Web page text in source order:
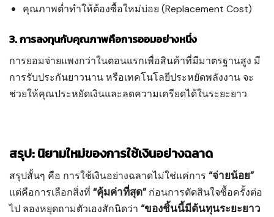
คุณภาพต่ำทำให้ต้องซื้อใหม่บ่อย (Replacement Cost)
3. การลงทุนกับคุณภาพคือการออมอย่างหนึ่ง
การยอมจ่ายแพงกว่าในตอนแรกเพื่อสินค้าที่มีมาตรฐานสูง มี
การรับประกันยาวนาน หรือเทคโนโลยีประหยัดพลังงาน จะ
ช่วยให้คุณประหยัดเงินและลดความเครียดได้ในระยะยาว
สรุป: นิยามใหม่ของการใช้เงินอย่างฉลาด
สรุปสั้นๆ คือ การใช้เงินอย่างฉลาดไม่ใช่แค่การ “จ่ายน้อย”
แต่คือการเลือกสิ่งที่ “คุ้มค่าที่สุด”ก่อนการตัดสินใจซื้อครั้งต่อ
ไป ลองหยุดถามตัวเองสักนิดว่า “ของชิ้นนี้มีต้นทุนระยะยาว